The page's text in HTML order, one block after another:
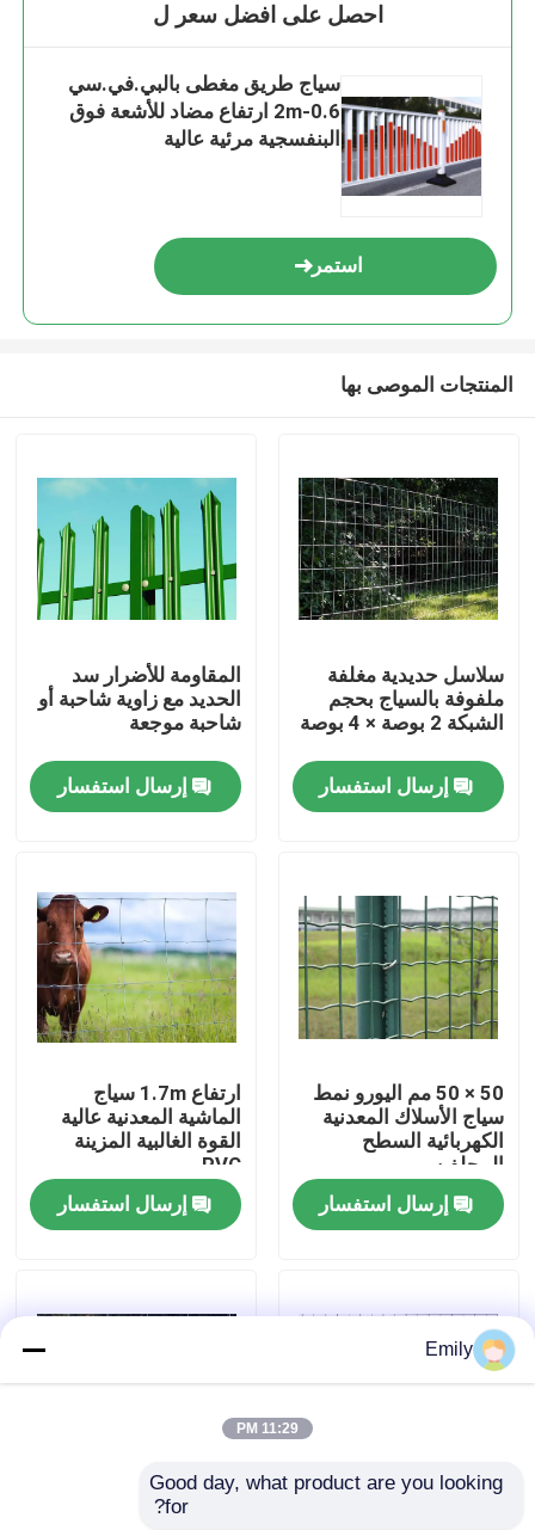
المنتجات
حولنا
مراقبة الجودة
اتصل بنا
القضايا
توسيع شبكة الأسلاك المعدنية
احصل على افضل سعر ل
سياج طريق مغطى بالبي.في.سي
0.6-2m ارتفاع مضاد للأشعة فوق
البنفسجية مرئية عالية
استمر
المنتجات الموصى بها
سلاسل حديدية مغلفة
ملفوفة بالسياج بحجم
الشبكة 2 بوصة × 4 بوصة
إرسال استفسار
المقاومة للأضرار سد
الحديد مع زاوية شاحبة أو
شاحبة موجعة
إرسال استفسار
50 × 50 مم اليورو نمط
سياج الأسلاك المعدنية
الكهربائية السطح
المجلفن
إرسال استفسار
ارتفاع 1.7m سياج
الماشية المعدنية عالية
القوة الغالبية المزينة
PVC
إرسال استفسار
Emily
11:29 PM
Good day, what product are you looking
for?